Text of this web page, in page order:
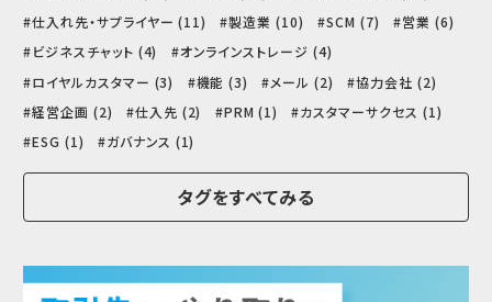
仕入れ先・サプライヤー (11)
製造業 (10) SCM (7)
営業 (6)
ビジネスチャット (4)
オンラインストレージ (4)
ロイヤルカスタマー (3)
機能 (3) メール (2)
協力会社 (2)
経営企画 (2)
仕入先 (2) PRM (1)
カスタマーサクセス (1)
ESG (1)
ガバナンス (1)
タグをすべてみる